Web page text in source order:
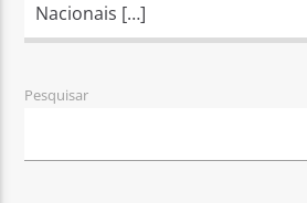
Nacionais […]
Pesquisar